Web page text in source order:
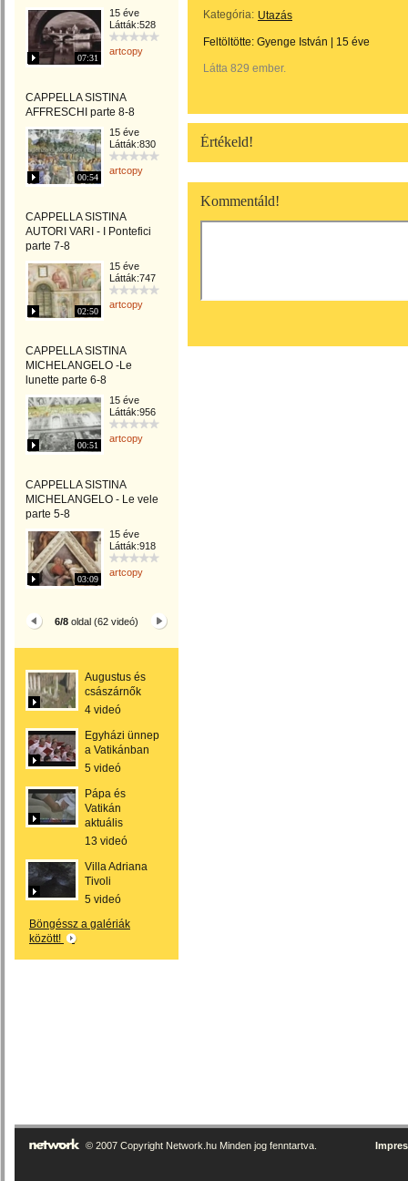
07:31
15 éve
Látták:528
artcopy
CAPPELLA SISTINA
AFFRESCHI parte 8-8
00:54
15 éve
Látták:830
artcopy
CAPPELLA SISTINA
AUTORI VARI - I Pontefici
parte 7-8
02:50
15 éve
Látták:747
artcopy
CAPPELLA SISTINA
MICHELANGELO -Le
lunette parte 6-8
00:51
15 éve
Látták:956
artcopy
CAPPELLA SISTINA
MICHELANGELO - Le vele
parte 5-8
03:09
15 éve
Látták:918
artcopy
6/8 oldal (62 videó)
Augustus és
császárnők
4 videó
Egyházi ünnep
a Vatikánban
5 videó
Pápa és
Vatikán
aktuális
13 videó
Villa Adriana
Tivoli
5 videó
Böngéssz a galériák
között!
Kategória: Utazás
Feltöltötte: Gyenge István 15 éve
Látta 829 ember.
Értékeld!
Kommentáld!
© 2007 Copyright Network.hu Minden jog fenntartva.